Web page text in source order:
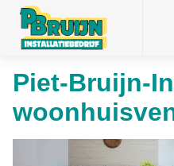
faefef
Piet-Bruijn-